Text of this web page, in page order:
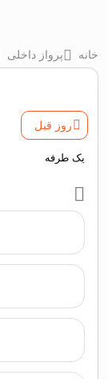
خانه پرواز داخلی
روز قبل
یک طرفه